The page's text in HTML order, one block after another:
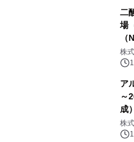
二
場
ー
他
株
ア
～
成
株